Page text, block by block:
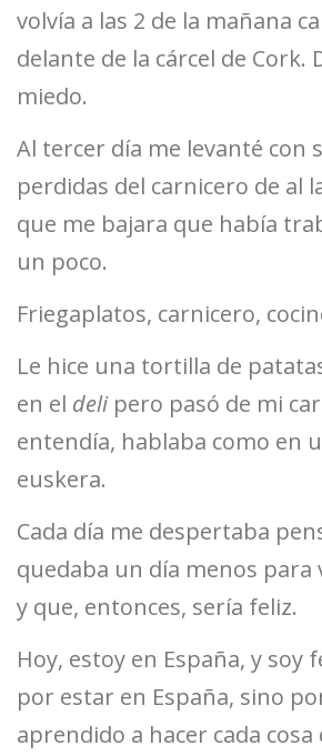
volvía a las 2 de la mañana
delante de la cárcel de Cork.
miedo.
Al tercer día me levanté con
perdidas del carnicero de al
que me bajara que había
un poco.
Friegaplatos, carnicero,
Le hice una tortilla de
en el deli pero pasó de mi
entendía, hablaba como en
euskera.
Cada día me despertaba
quedaba un día menos para
y que, entonces, sería feliz.
Hoy, estoy en España, y soy
por estar en España, sino
aprendido a hacer cada cosa